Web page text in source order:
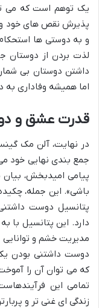
یک توهم است که می
پذیرش نقص های خود و
و به دوستی ها
لذت بردن از دوستان
داشتن دوستان بی
اما همیشه وفاداری به
قدرت عشق و
در نهایت، آلن مک
جمع بندی نهایی خود
پیامی امیدبخش،
باشی». این جمله،
پتانسیل دوست
دارد. این پتانسیل با
مدیریت خشم و
دوست داشتنی بودن
که می توان آن را
تمامی این
زندگی ای غنی تر و